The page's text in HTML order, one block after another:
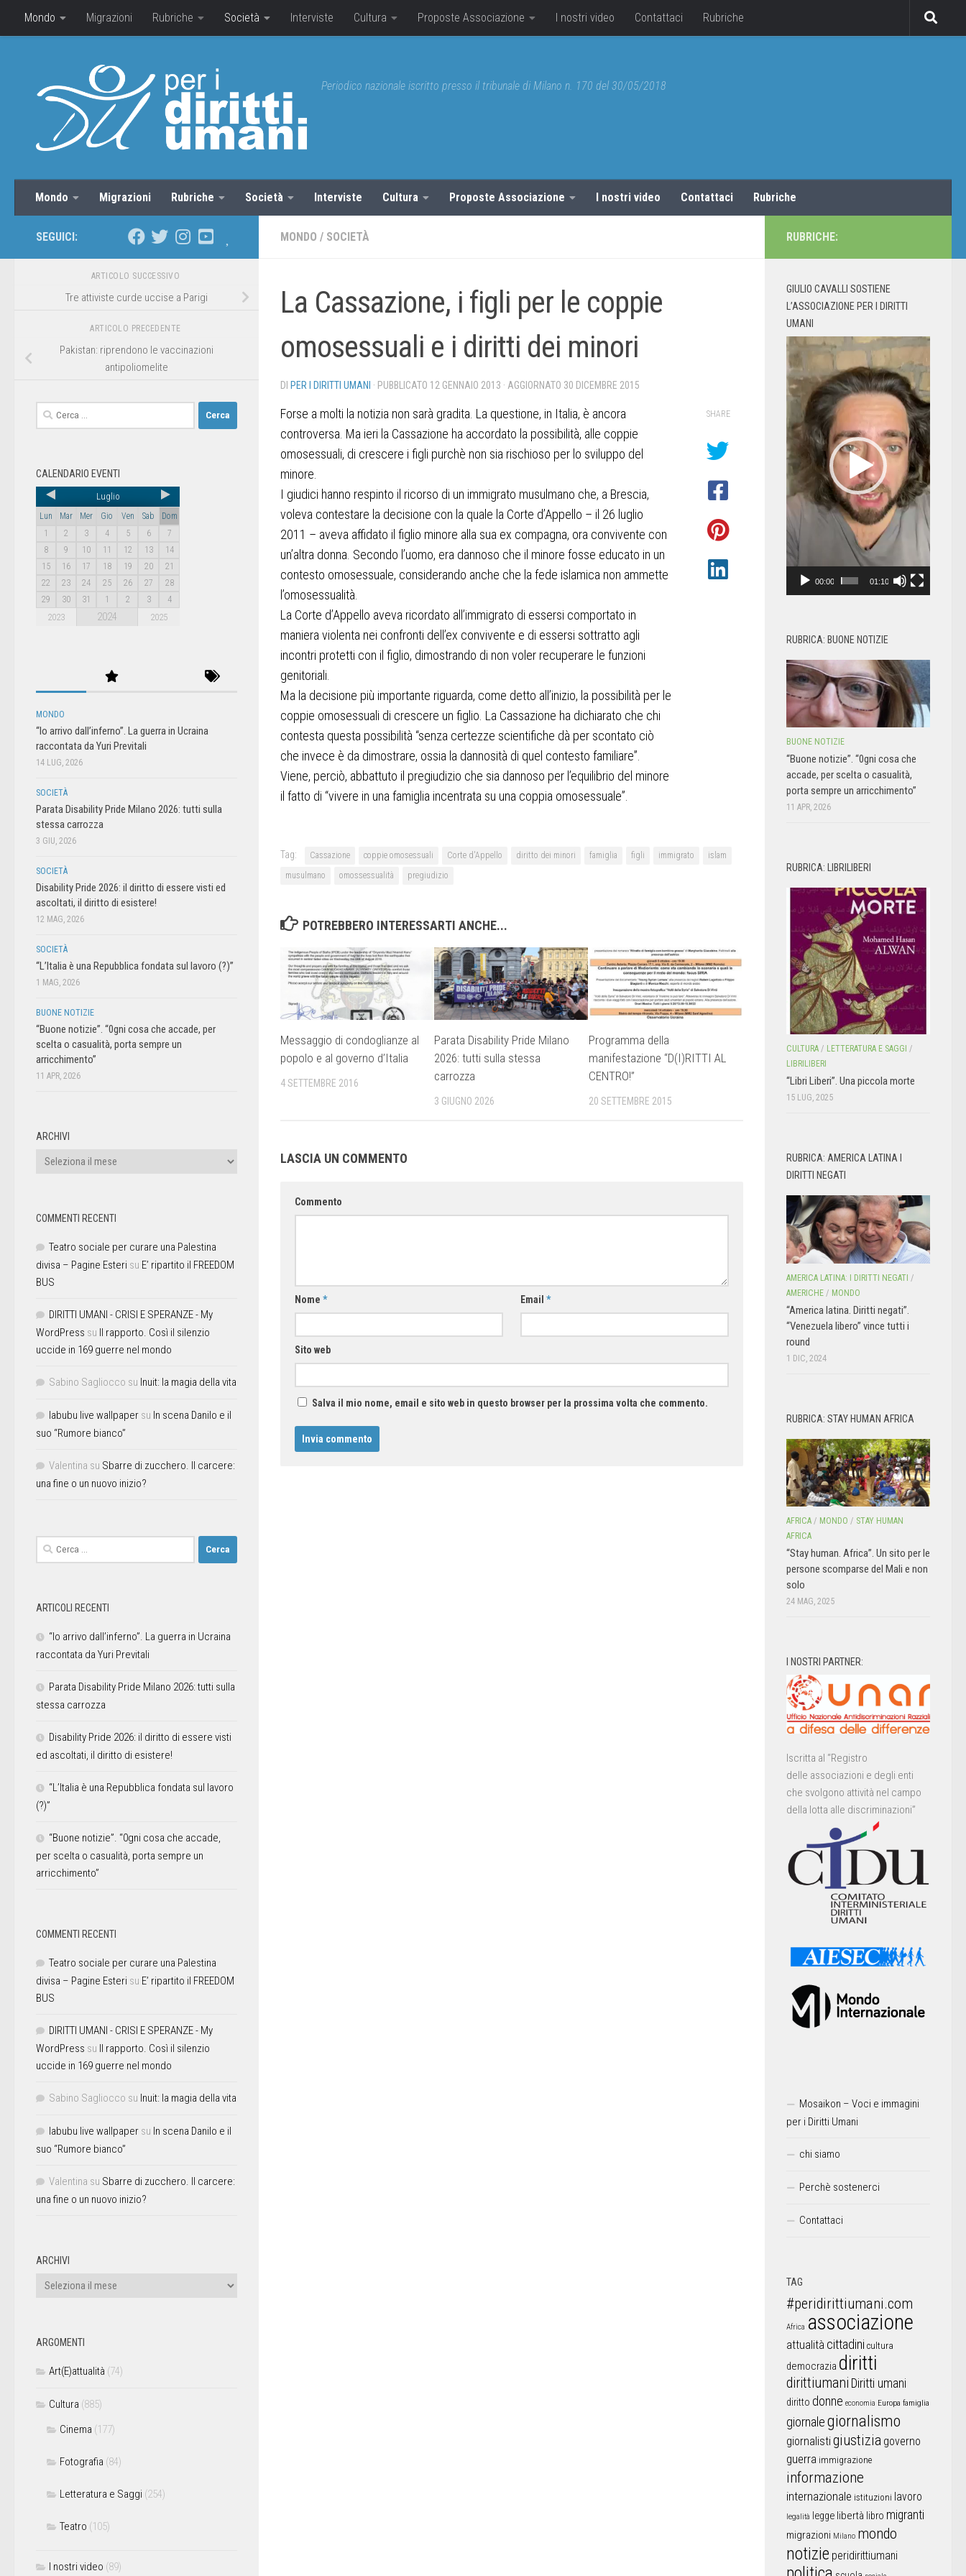
Mondo Migrazioni Rubriche Società Interviste Cultura Proposte Associazione I nostri video Contattaci Rubriche
Periodico nazionale iscritto presso il tribunale di Milano n. 170 del 30/05/2018
Mondo Migrazioni Rubriche Società Interviste Cultura Proposte Associazione I nostri video Contattaci Rubriche
MONDO / SOCIETÀ
La Cassazione, i figli per le coppie
omosessuali e i diritti dei minori
DI PER I DIRITTI UMANI · PUBBLICATO 12 GENNAIO 2013 · AGGIORNATO 30 DICEMBRE 2015
Forse a molti la notizia non sarà gradita. La questione, in Italia, è ancora
controversa. Ma ieri la Cassazione ha accordato la possibilità, alle coppie
omosessuali, di crescere i figli purchè non sia rischioso per lo sviluppo del
minore.
I giudici hanno respinto il ricorso di un immigrato musulmano che, a Brescia,
voleva contestare la decisione con la quale la Corte d’Appello – il 26 luglio
2011 – aveva affidato il figlio minore alla sua ex compagna, ora convivente con
un’altra donna. Secondo l’uomo, era dannoso che il minore fosse educato in un
contesto omosessuale, considerando anche che la fede islamica non ammette
l’omosessualità.
La Corte d’Appello aveva ricordato all’immigrato di essersi comportato in
maniera violenta nei confronti dell’ex convivente e di essersi sottratto agli
incontri protetti con il figlio, dimostrando di non voler recuperare le funzioni
genitoriali.
Ma la decisione più importante riguarda, come detto all’inizio, la possibilità per le
coppie omosessuali di crescere un figlio. La Cassazione ha dichiarato che chi
contesta questa possibilità “senza certezze scientifiche dà per scontato ciò
che invece è da dimostrare, ossia la dannosità di quel contesto familiare”.
Viene, perciò, abbattuto il pregiudizio che sia dannoso per l’equilibrio del minore
il fatto di “vivere in una famiglia incentrata su una coppia omosessuale”.
SHARE
Tag: Cassazione coppie omosessuali Corte d'Appello diritto dei minori famiglia figli immigrato
islam
musulmano
omossessualità pregiudizio
POTREBBERO INTERESSARTI ANCHE...
Messaggio di condoglianze al
popolo e al governo d’Italia
4 SETTEMBRE 2016
Parata Disability Pride Milano
2026: tutti sulla stessa
carrozza
3 GIUGNO 2026
Programma della
manifestazione “D(I)RITTI AL
CENTRO!”
20 SETTEMBRE 2015
LASCIA UN COMMENTO
Commento
Nome * Email*
Sito web
Salva il mio nome, email e sito web in questo browser per la prossima volta che commento.
SEGUICI:
ARTICOLO SUCCESSIVO
Tre attiviste curde uccise a Parigi
ARTICOLO PRECEDENTE
Pakistan: riprendono le vaccinazioni
antipoliomelite
CALENDARIO EVENTI
Luglio
Lun Mar Mer Gio Ven Sab
Dom
1
2 3 4 5 6
7
8
9 10 11 12 13
14
15
16 17 18 19 20
21
22
23 24 25 26 27
28
29
30 31 1 2 3 4
2023 2024 2025
MONDO
“Io arrivo dall’inferno”. La guerra in Ucraina
raccontata da Yuri Previtali
14 LUG, 2026
SOCIETÀ
Parata Disability Pride Milano 2026: tutti sulla
stessa carrozza
3 GIU, 2026
SOCIETÀ
Disability Pride 2026: il diritto di essere visti ed
ascoltati, il diritto di esistere!
12 MAG, 2026
SOCIETÀ
“L’Italia è una Repubblica fondata sul lavoro (?)”
1 MAG, 2026
BUONE NOTIZIE
“Buone notizie”. “0gni cosa che accade, per
scelta o casualità, porta sempre un
arricchimento”
11 APR, 2026
ARCHIVI
COMMENTI RECENTI
Teatro sociale per curare una Palestina
divisa – Pagine Esteri su E’ ripartito il FREEDOM
BUS
DIRITTI UMANI - CRISI E SPERANZE - My
WordPress su Il rapporto. Così il silenzio
uccide in 169 guerre nel mondo
Sabino Sagliocco su Inuit: la magia della vita
labubu live wallpaper su In scena Danilo e il
suo “Rumore bianco”
Valentina su Sbarre di zucchero. Il carcere:
una fine o un nuovo inizio?
ARTICOLI RECENTI
“Io arrivo dall’inferno”. La guerra in Ucraina
raccontata da Yuri Previtali
Parata Disability Pride Milano 2026: tutti sulla
stessa carrozza
Disability Pride 2026: il diritto di essere visti
ed ascoltati, il diritto di esistere!
“L’Italia è una Repubblica fondata sul lavoro
(?)”
“Buone notizie”. “0gni cosa che accade,
per scelta o casualità, porta sempre un
arricchimento”
COMMENTI RECENTI
Teatro sociale per curare una Palestina
divisa – Pagine Esteri su E’ ripartito il FREEDOM
BUS
DIRITTI UMANI - CRISI E SPERANZE - My
WordPress su Il rapporto. Così il silenzio
uccide in 169 guerre nel mondo
Sabino Sagliocco su Inuit: la magia della vita
labubu live wallpaper su In scena Danilo e il
suo “Rumore bianco”
Valentina su Sbarre di zucchero. Il carcere:
una fine o un nuovo inizio?
ARCHIVI
ARGOMENTI
Art(E)attualità (74)
Cultura (885)
Cinema (177)
Fotografia (84)
Letteratura e Saggi (254)
Teatro (105)
I nostri video (89)
RUBRICHE:
GIULIO CAVALLI SOSTIENE
L’ASSOCIAZIONE PER I DIRITTI
UMANI
Video
Player
00:00 01:10
RUBRICA: BUONE NOTIZIE
BUONE NOTIZIE
“Buone notizie”. “0gni cosa che
accade, per scelta o casualità,
porta sempre un arricchimento”
11 APR, 2026
RUBRICA: LIBRILIBERI
CULTURA / LETTERATURA E SAGGI /
LIBRILIBERI
“Libri Liberi”. Una piccola morte
15 LUG, 2025
RUBRICA: AMERICA LATINA I
DIRITTI NEGATI
AMERICA LATINA: I DIRITTI NEGATI /
AMERICHE / MONDO
“America latina. Diritti negati”.
“Venezuela libero” vince tutti i
round
1 DIC, 2024
RUBRICA: STAY HUMAN AFRICA
AFRICA / MONDO / STAY HUMAN
AFRICA
“Stay human. Africa”. Un sito per le
persone scomparse del Mali e non
solo
24 MAG, 2025
I NOSTRI PARTNER:
Iscritta al “Registro
delle associazioni e degli enti
che svolgono attività nel campo
della lotta alle discriminazioni”
Mosaikon – Voci e immagini
per i Diritti Umani
chi siamo
Perchè sostenerci
Contattaci
TAG
#peridirittiumani.com
Africa associazione
attualità cittadini cultura
democrazia diritti
dirittiumani Diritti umani
diritto donne economia Europa famiglia
giornalegiornalismo
giornalistigiustizia governo
guerra immigrazione
informazione
internazionale istituzioni lavoro
legalità legge libertà libro migranti
migrazioni Milano mondo
notizie peridirittiumani